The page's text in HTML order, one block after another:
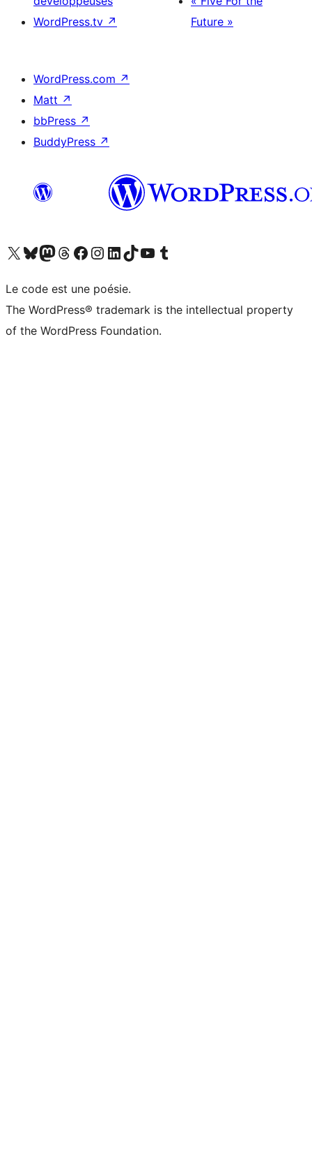
WordPress.tv ↗
Future »
WordPress.com ↗
Matt ↗
bbPress ↗
BuddyPress ↗
Visitez notre compte X (précédemment Twitter)
Visiter notre compte Bluesky
Visiter notre compte Mastodon
Visiter notre compte Threads
Consulter notre compte Facebook
Consulter notre compte Instagram
Consulter notre compte LinkedIn
Visiter notre compte TokTok
Visiter notre chaîne YouTube
Visiter notre compte Tumblr
Le code est une poésie.
The WordPress® trademark is the intellectual property
of the WordPress Foundation.